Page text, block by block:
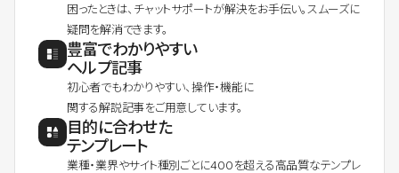
困ったときは、チャットサポートが解決をお手伝い。スムーズに
疑問を解消できます。
豊富でわかりやすい
ヘルプ記事
初心者でもわかりやすい、操作・機能に
関する解説記事をご用意しています。
目的に合わせた
テンプレート
業種・業界やサイト種別ごとに400を超える高品質なテンプレ